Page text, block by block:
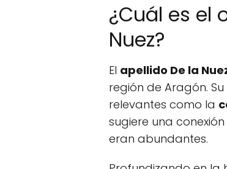
¿Cuál es el
Nuez?
El apellido De la
región de Aragón.
relevantes como la
sugiere una
eran abundantes.